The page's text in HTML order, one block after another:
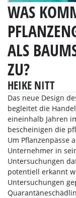
WAS
ALS
ZU?
HEIKE NITT
Das neue Design
begleitet die
eineinhalb Jahren
bescheinigen die
Um Pflanzenpässe
Unternehmer in
Untersuchungen
potentiell erkannt
Untersuchungen